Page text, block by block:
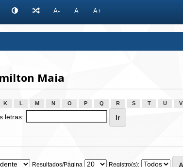
A- A A+
Maia
K L M N O P Q R S T U V
letras:
Resultados/Página Registro(s):